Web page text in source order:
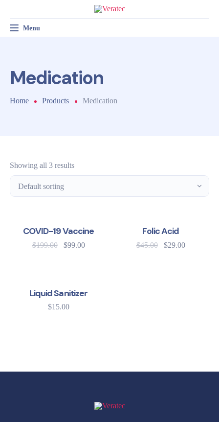
Toggle navigation
Menu
Medication
Home Products Medication
Showing all 3 results
COVID-19 Vaccine
$199.00 $99.00
Folic Acid
$45.00 $29.00
Liquid Sanitizer
$15.00